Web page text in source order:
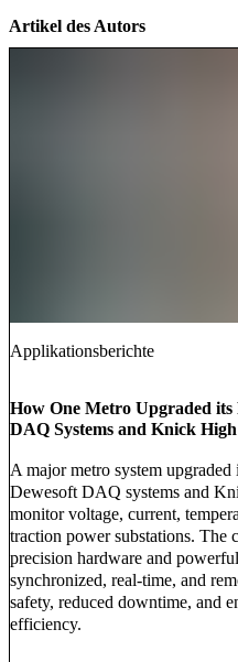
Artikel des Autors
Applikationsberichte
How One Metro Upgraded
DAQ Systems and Knick
A major metro system
Dewesoft DAQ systems and
monitor voltage, current,
traction power substations. The
precision hardware and
synchronized, real-time, and
safety, reduced downtime, and
efficiency.